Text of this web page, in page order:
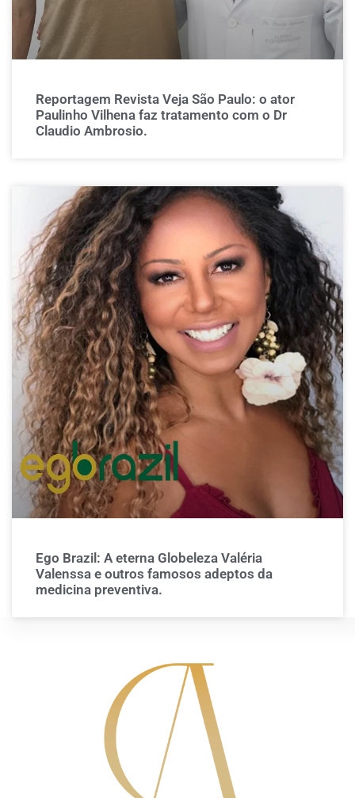
Reportagem Revista Veja São Paulo: o ator
Paulinho Vilhena faz tratamento com o Dr
Claudio Ambrosio.
Ego Brazil: A eterna Globeleza Valéria
Valenssa e outros famosos adeptos da
medicina preventiva.